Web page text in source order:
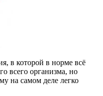
в которой в норме всё
всего организма, но
на самом деле легко